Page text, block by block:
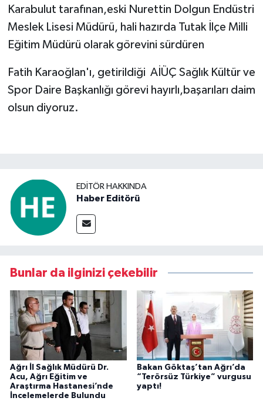
Karabulut tarafınan,eski Nurettin Dolgun Endüstri
Meslek Lisesi Müdürü, hali hazırda Tutak İlçe Milli
Eğitim Müdürü olarak görevini sürdüren
Fatih Karaoğlan'ı, getirildiği AİÜÇ Sağlık Kültür ve
Spor Daire Başkanlığı görevi hayırlı,başarıları daim
olsun diyoruz.
EDITÖR HAKKINDA
Haber Editörü
Bunlar da ilginizi çekebilir
Ağrı İl Sağlık Müdürü Dr.
Acu, Ağrı Eğitim ve
Araştırma Hastanesi’nde
İncelemelerde Bulundu
Bakan Göktaş’tan Ağrı’da
“Terörsüz Türkiye” vurgusu
yaptı!